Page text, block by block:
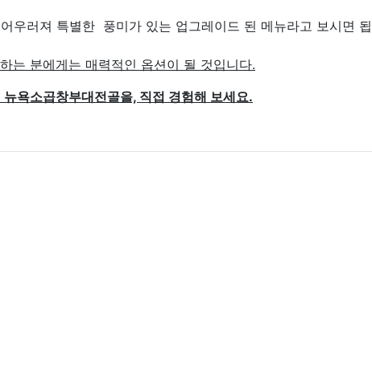
우러져 특별한 풍미가 있는 업그레이드 된 메뉴라고 보시면
는 분에게는 매력적인 옵션이 될 것입니다.
뉴욕소곱창부대전골을, 직접 경험해 보세요.